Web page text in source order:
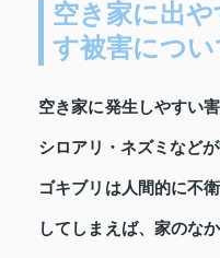
空き家に出
す被害につい
空き家に発生しやすい
シロアリ・ネズミなどが
ゴキブリは人間的に不
してしまえば、家のな